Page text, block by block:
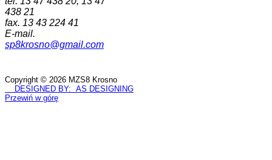
438 21
fax. 13 43 224 41
E-mail.
sp8krosno@gmail.com
Copyright © 2026 MZS8 Krosno
DESIGNED BY: AS DESIGNING
Przewiń w górę